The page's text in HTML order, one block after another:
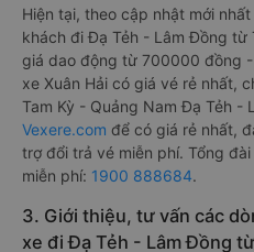
Hiện tại, theo cập nhật mới nhất
khách đi Đạ Tẻh - Lâm Đồng từ
giá dao động từ 700000 đồng
xe Xuân Hải có giá vé rẻ nhất,
Tam Kỳ - Quảng Nam Đạ Tẻh -
Vexere.com để có giá rẻ nhất,
trợ đổi trả vé miễn phí. Tổng
miễn phí: 1900 888684.
3. Giới thiệu, tư vấn các
xe đi Đạ Tẻh - Lâm Đồng